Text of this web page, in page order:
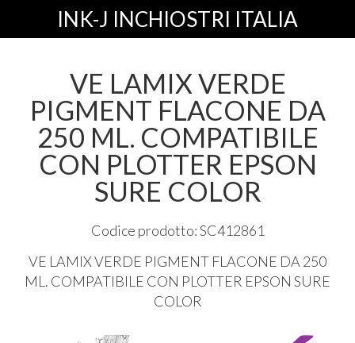
INK-J INCHIOSTRI ITALIA
VE LAMIX VERDE
PIGMENT FLACONE DA
250 ML. COMPATIBILE
CON PLOTTER EPSON
SURE COLOR
Codice prodotto: SC412861
VE LAMIXVERDE PIGMENT FLACONE DA 250
ML. COMPATIBILE CON PLOTTER EPSON SURE
COLOR